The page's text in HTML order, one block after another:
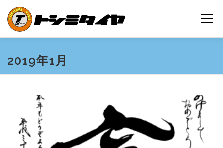
キ
メニュー
HOME MAINTENANCE
SHOP GUIDE
INFORMATION SNS FRIEND’S SITE
2019年1月